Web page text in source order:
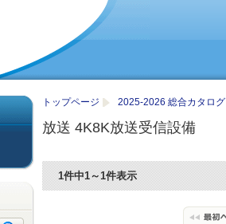
トップページ 2025-2026 総合カタログ
放送 4K8K放送受信設備
1件中1～1件表示